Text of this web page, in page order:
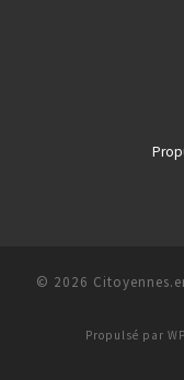
© 2026
Propulsé par WP